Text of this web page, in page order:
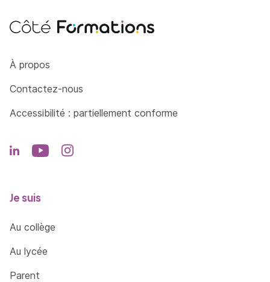
Côté Formations
À propos
Contactez-nous
Accessibilité : partiellement conforme
Je suis
Au collège
Au lycée
Parent